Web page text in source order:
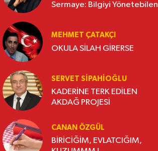
Sermaye: Bilgiyi Yönetebilen
MEHMET ÇATAKÇI
OKULA SİLAH GİRERSE
SERVET SİPAHİOĞLU
KADERİNE TERK EDİLEN
AKDAĞ PROJESİ
CANAN ÖZGÜL
BİRİCİĞİM, EVLATCIĞIM,